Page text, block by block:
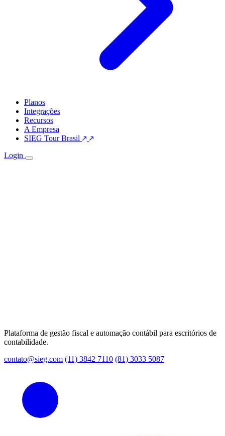
Planos
Integrações
Recursos
A Empresa
SIEG Tour Brasil
Login
Plataforma de gestão fiscal e automação contábil para escritórios de
contabilidade.
contato@sieg.com (11) 3842 7110 (81) 3033 5087